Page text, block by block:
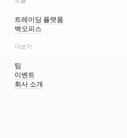
트레이딩 플랫폼
백오피스
더보기
팀
이벤트
회사 소개